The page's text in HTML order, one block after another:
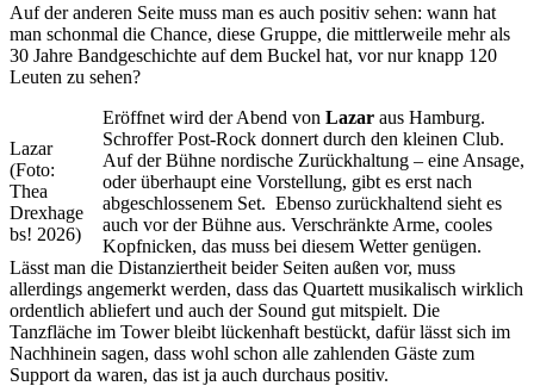
Auf der anderen Seite muss man es auch positiv sehen: wann hat
man schonmal die Chance, diese Gruppe, die mittlerweile mehr als
30 Jahre Bandgeschichte auf dem Buckel hat, vor nur knapp 120
Leuten zu sehen?
Lazar
(Foto:
Thea
Drexhage
bs! 2026)
Eröffnet wird der Abend von Lazar aus Hamburg.
Schroffer Post-Rock donnert durch den kleinen Club.
Auf der Bühne nordische Zurückhaltung – eine Ansage,
oder überhaupt eine Vorstellung, gibt es erst nach
abgeschlossenem Set. Ebenso zurückhaltend sieht es
auch vor der Bühne aus. Verschränkte Arme, cooles
Kopfnicken, das muss bei diesem Wetter genügen.
Lässt man die Distanziertheit beider Seiten außen vor, muss
allerdings angemerkt werden, dass das Quartett musikalisch wirklich
ordentlich abliefert und auch der Sound gut mitspielt. Die
Tanzfläche im Tower bleibt lückenhaft bestückt, dafür lässt sich im
Nachhinein sagen, dass wohl schon alle zahlenden Gäste zum
Support da waren, das ist ja auch durchaus positiv.